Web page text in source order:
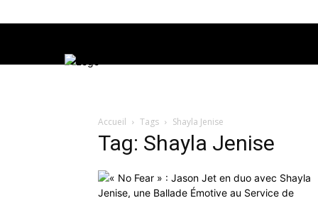
Accueil Tags Shayla Jenise
Tag: Shayla Jenise